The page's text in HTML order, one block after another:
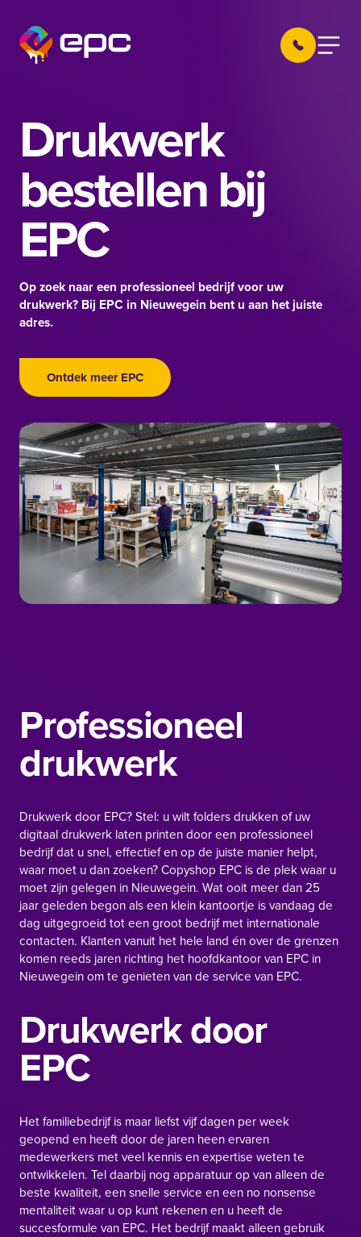
030 605 22
Drukwerk
bestellen bij
EPC
Op zoek naar een professioneel bedrijf voor uw
drukwerk? Bij EPC in Nieuwegein bent u aan het juiste
adres.
Ontdek meer EPC
Professioneel
drukwerk
Drukwerk door EPC? Stel: u wilt folders drukken of uw
digitaal drukwerk laten printen door een professioneel
bedrijf dat u snel, effectief en op de juiste manier helpt,
waar moet u dan zoeken? Copyshop EPC is de plek waar u
moet zijn gelegen in Nieuwegein. Wat ooit meer dan 25
jaar geleden begon als een klein kantoortje is vandaag de
dag uitgegroeid tot een groot bedrijf met internationale
contacten. Klanten vanuit het hele land én over de grenzen
komen reeds jaren richting het hoofdkantoor van EPC in
Nieuwegein om te genieten van de service van EPC.
Drukwerk door
EPC
Het familiebedrijf is maar liefst vijf dagen per week
geopend en heeft door de jaren heen ervaren
medewerkers met veel kennis en expertise weten te
ontwikkelen. Tel daarbij nog apparatuur op van alleen de
beste kwaliteit, een snelle service en een no nonsense
mentaliteit waar u op kunt rekenen en u heeft de
succesformule van EPC. Het bedrijf maakt alleen gebruik